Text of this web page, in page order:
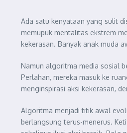
Ada satu kenyataan yang sulit
memupuk mentalitas ekstrem
kekerasan. Banyak anak muda
Namun algoritma media sosial
Perlahan, mereka masuk ke
menginspirasi aksi kekerasan,
Algoritma menjadi titik awal
berlangsung terus-menerus.